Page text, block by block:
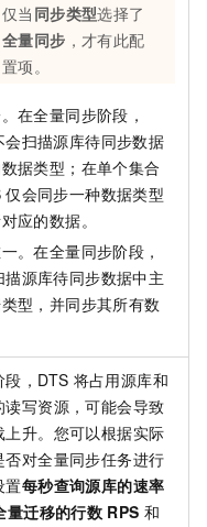
仅当 同步类型选择了
全量同步 ，才有此配
置项。
。在全量同步阶段，
会扫描源库待同步数据
据类型；在单个集合
仅会同步一种数据类型
应的数据。
。在全量同步阶段，
描源库待同步数据中主
型，并同步其所有数
段，DTS 将占用源库和
读写资源，可能会导致
上升。您可以根据实际
否对全量同步任务进行
置每秒查询源库的速率
量迁移的行数 RPS 和